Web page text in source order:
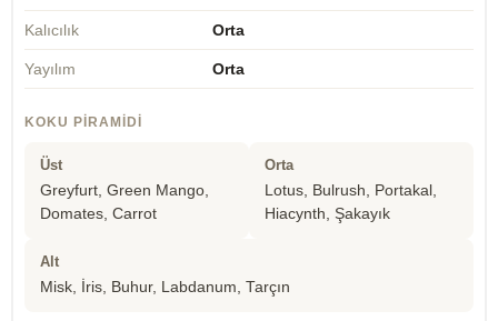
Kalıcılık Orta
Yayılım Orta
KOKU PIRAMIDI
Üst
Greyfurt, Green Mango,
Domates, Carrot
Orta
Lotus, Bulrush, Portakal,
Hiacynth, Şakayık
Alt
Misk, İris, Buhur, Labdanum, Tarçın